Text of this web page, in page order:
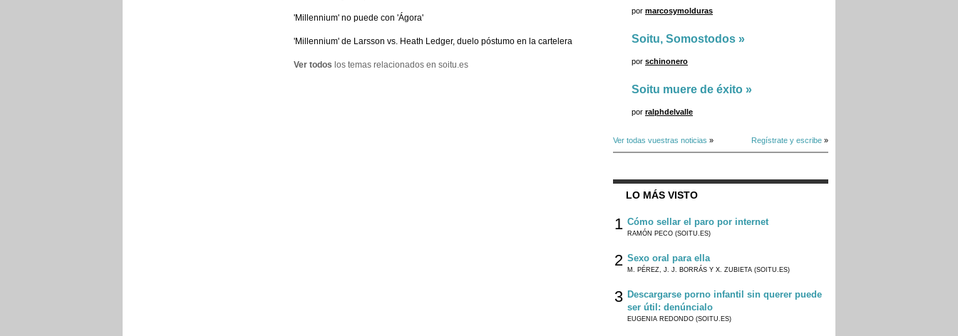
'Millennium' no puede con 'Ágora'
'Millennium' de Larsson vs. Heath Ledger, duelo póstumo en la cartelera
Ver todos los temas relacionados en soitu.es
por marcosymolduras
Soitu, Somostodos »
por schinonero
Soitu muere de éxito »
por ralphdelvalle
Ver todas vuestras noticias » Regístrate y escribe »
LO MÁS VISTO
1 Cómo sellar el paro por internet
RAMÓN PECO (SOITU.ES)
2 Sexo oral para ella
M. PÉREZ, J. J. BORRÁS Y X. ZUBIETA (SOITU.ES)
3 Descargarse porno infantil sin querer puede
ser útil: denúncialo
EUGENIA REDONDO (SOITU.ES)